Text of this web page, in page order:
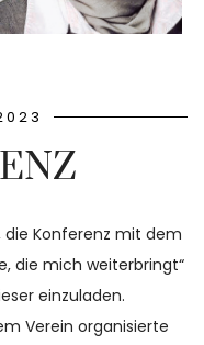
die Konferenz mit dem
die mich weiterbringt“
einzuladen.
Verein organisierte